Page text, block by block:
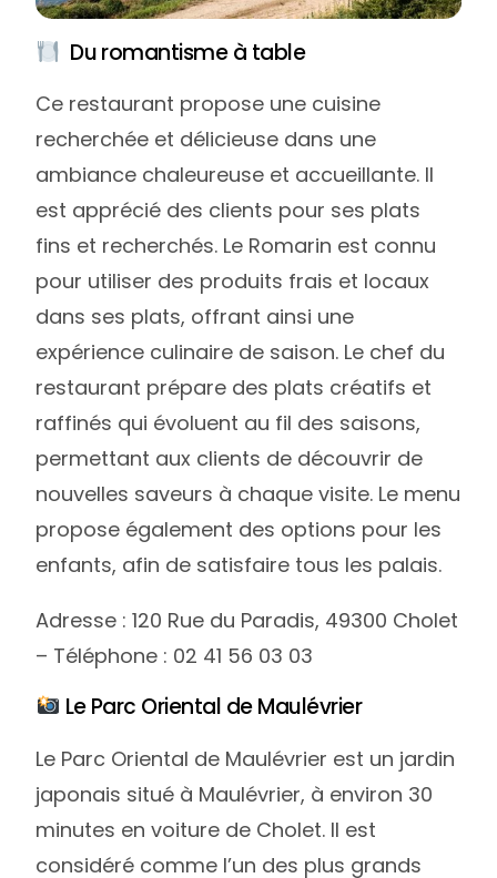
Du romantisme à table
Ce restaurant propose une cuisine
recherchée et délicieuse dans une
ambiance chaleureuse et accueillante. Il
est apprécié des clients pour ses plats
fins et recherchés. Le Romarin est connu
pour utiliser des produits frais et locaux
dans ses plats, offrant ainsi une
expérience culinaire de saison. Le chef du
restaurant prépare des plats créatifs et
raffinés qui évoluent au fil des saisons,
permettant aux clients de découvrir de
nouvelles saveurs à chaque visite. Le menu
propose également des options pour les
enfants, afin de satisfaire tous les palais.
Adresse : 120 Rue du Paradis, 49300 Cholet
– Téléphone : 02 41 56 03 03
Le Parc Oriental de Maulévrier
Le Parc Oriental de Maulévrier est un jardin
japonais situé à Maulévrier, à environ 30
minutes en voiture de Cholet. Il est
considéré comme l’un des plus grands